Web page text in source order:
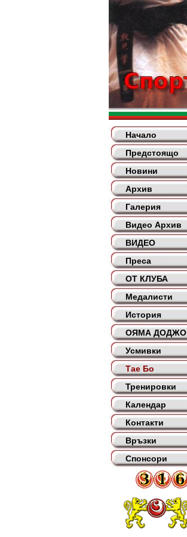
Начало
Предстоящо
Новини
Архив
Галерия
Видео Архив
ВИДЕО
Преса
ОТ КЛУБА
Медалисти
История
ОЯМА ДОДЖО
Усмивки
Тае Бо
Тренировки
Календар
Контакти
Връзки
Спонсори